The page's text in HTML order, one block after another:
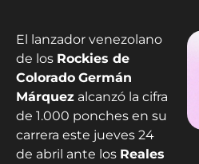
El lanzador venezolano
de los Rockies de
Colorado Germán
Márquez alcanzó la cifra
de 1.000 ponches en su
carrera este jueves 24
de abril ante los Reales